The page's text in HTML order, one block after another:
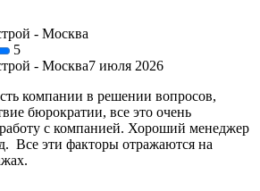
- Москва
5
- Москва7 июля 2026
компании в решении вопросов,
бюрократии, все это очень
с компанией. Хороший менеджер
Все эти факторы отражаются на